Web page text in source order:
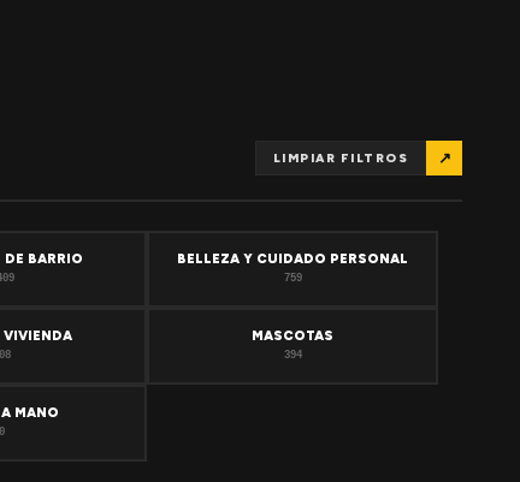
LIMPIAR FILTROS ↗
BARRIO BELLEZA Y CUIDADO PERSONAL
759
VIVIENDA MASCOTAS
394
MANO
0